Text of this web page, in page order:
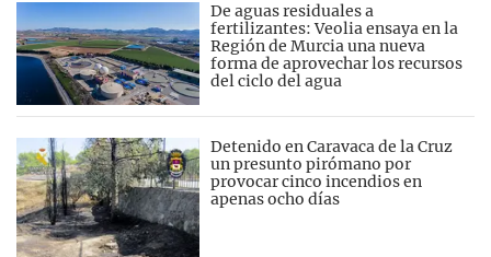
De aguas residuales a
fertilizantes: Veolia ensaya en la
Región de Murcia una nueva
forma de aprovechar los recursos
del ciclo del agua
Detenido en Caravaca de la Cruz
un presunto pirómano por
provocar cinco incendios en
apenas ocho días